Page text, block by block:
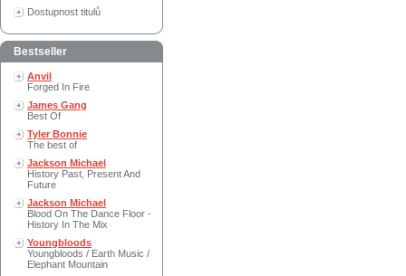
Dostupnost titulů
Bestseller
Anvil
Forged In Fire
James Gang
Best Of
Tyler Bonnie
The best of
Jackson Michael
History Past, Present And
Future
Jackson Michael
Blood On The Dance Floor -
History In The Mix
Youngbloods
Youngbloods / Earth Music /
Elephant Mountain